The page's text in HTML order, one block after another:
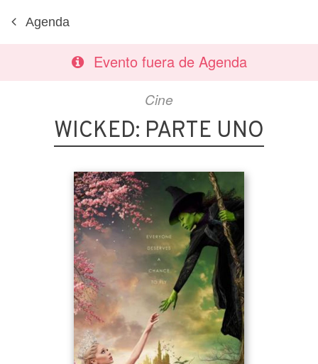
Agenda
Evento fuera de Agenda
Cine
WICKED: PARTE UNO